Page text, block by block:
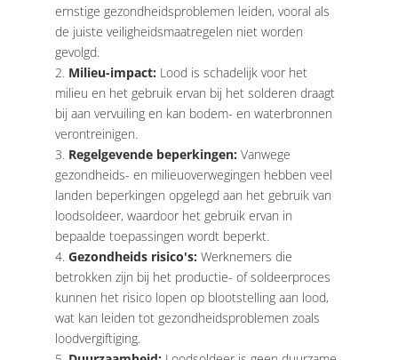
ernstige gezondheidsproblemen leiden, vooral als
de juiste veiligheidsmaatregelen niet worden
gevolgd.
Milieu-impact: Lood is schadelijk voor het
milieu en het gebruik ervan bij het solderen draagt ​​
bij aan vervuiling en kan bodem- en waterbronnen
verontreinigen.
Regelgevende beperkingen: Vanwege
gezondheids- en milieuoverwegingen hebben veel
landen beperkingen opgelegd aan het gebruik van
loodsoldeer, waardoor het gebruik ervan in
bepaalde toepassingen wordt beperkt.
Gezondheids risico's: Werknemers die
betrokken zijn bij het productie- of soldeerproces
kunnen het risico lopen op blootstelling aan lood,
wat kan leiden tot gezondheidsproblemen zoals
loodvergiftiging.